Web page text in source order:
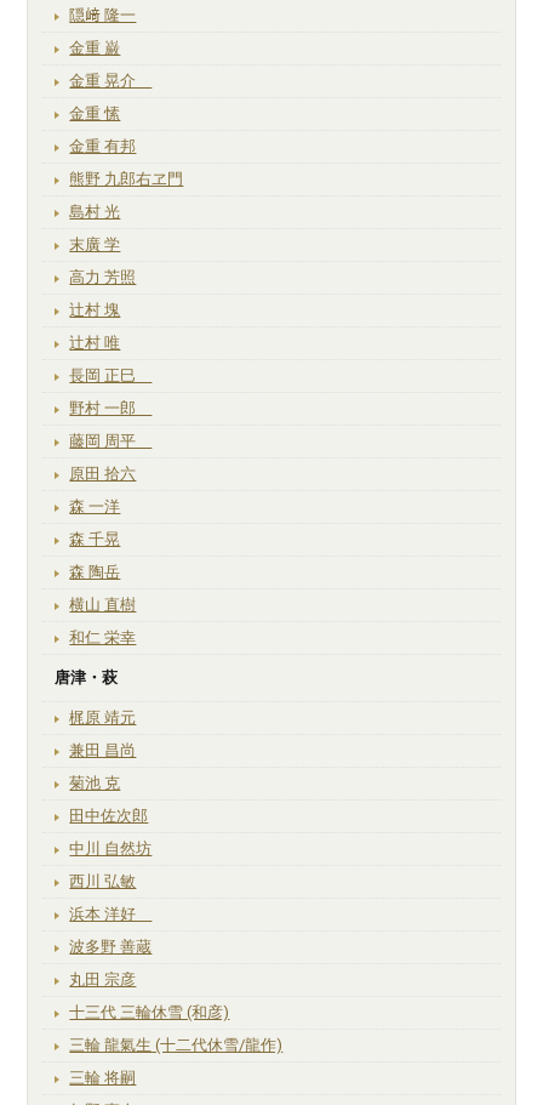
隠﨑 隆一
金重 巌
金重 晃介
金重 愫
金重 有邦
熊野 九郎右ヱ門
島村 光
末廣 学
高力 芳照
辻村 塊
辻村 唯
長岡 正巳
野村 一郎
藤岡 周平
原田 拾六
森 一洋
森 千晃
森 陶岳
横山 直樹
和仁 栄幸
唐津・萩
梶原 靖元
兼田 昌尚
菊池 克
田中佐次郎
中川 自然坊
西川 弘敏
浜本 洋好
波多野 善蔵
丸田 宗彦
十三代 三輪休雪 (和彦)
三輪 龍氣生 (十二代休雪/龍作)
三輪 将嗣